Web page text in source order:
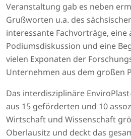
Veranstaltung gab es neben
Grußworten u.a. des
interessante Fachvorträge, eine
Podiumsdiskussion und eine
vielen Exponaten der
Unternehmen aus dem großen
Das interdisziplinäre
aus 15 geförderten und 10
Wirtschaft und Wissenschaft
Oberlausitz und deckt das